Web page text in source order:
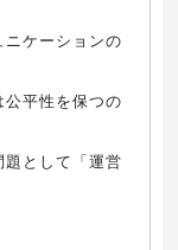
ケーションの
平性を保つの
として「運営